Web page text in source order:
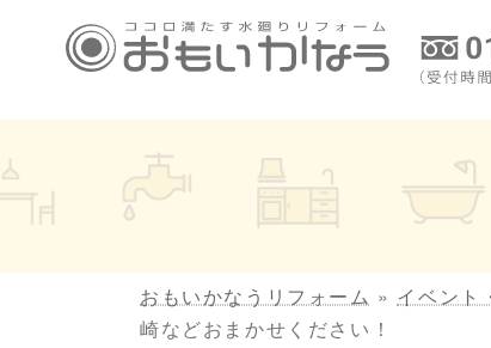
ツ
へ
ス
プ
シ
ョ
ン
動
おもいかなうリフォーム » イベント
崎などおまかせください！